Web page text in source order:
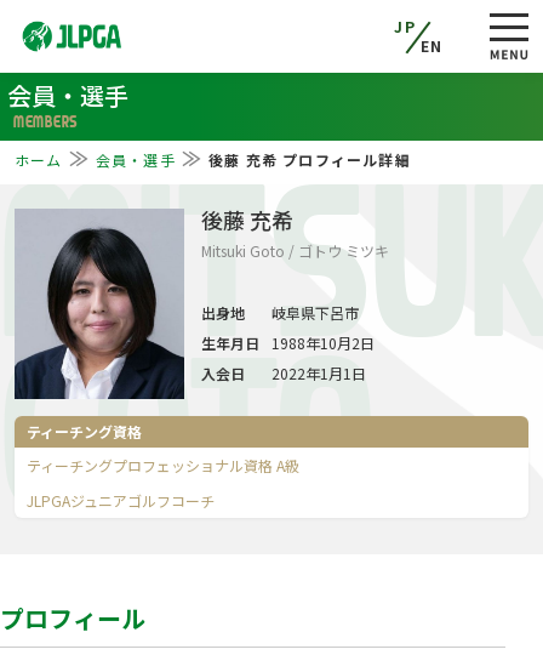
JP
EN
会員・選手
MEMBERS
ホーム 会員・選手 後藤 充希 プロフィール詳細
GOTO
後藤 充希
Mitsuki Goto / ゴトウ ミツキ
ティーチング資格
ティーチングプロフェッショナル資格 A級
JLPGAジュニアゴルフコーチ
出身地
岐阜県下呂市
生年月日
1988年10月2日
入会日
2022年1月1日
プロフィール